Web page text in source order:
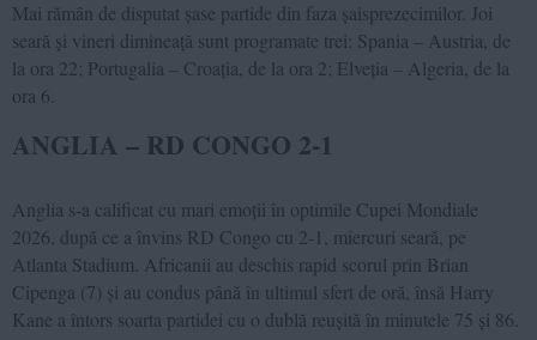
Mai rămân de disputat șase partide din faza șaisprezecimilor. Joi
seară și vineri dimineață sunt programate trei: Spania – Austria, de
la ora 22; Portugalia – Croația, de la ora 2; Elveția – Algeria, de la
ora 6.
ANGLIA – RD CONGO 2-1
Anglia s-a calificat cu mari emoții în optimile Cupei Mondiale
2026, după ce a învins RD Congo cu 2-1, miercuri seară, pe
Atlanta Stadium. Africanii au deschis rapid scorul prin Brian
Cipenga (7) și au condus până în ultimul sfert de oră, însă Harry
Kane a întors soarta partidei cu o dublă reușită în minutele 75 și 86.